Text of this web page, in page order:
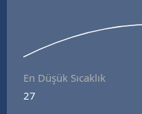
En Düşük Sıcaklık
27